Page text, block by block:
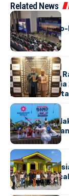
Related News
BANDARA BERITA
IALC
Dunia
BERITA
ParagonCorp
Southeast Asia
BERITA INDEX
Akhir Pekan
Petals
BERITAHOME
AirNav
Tamiang